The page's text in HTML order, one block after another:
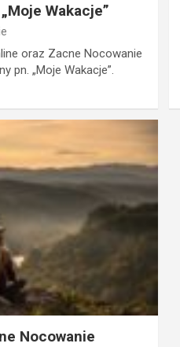
Wakacje”
oraz Zacne Nocowanie
pn. „Moje Wakacje”.
Nocowanie